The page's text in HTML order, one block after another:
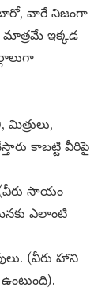
వారే నిజంగా
మాత్రమే ఇక్కడ
మిత్రులు,
కాబట్టి వీరిపై
(వీరు సాయం
ఎలాంటి
(వీరు హాని